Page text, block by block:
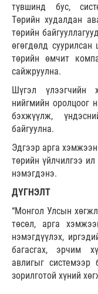
түвшинд бус,
Төрийн худалдан
төрийн
өгөгдөлд
төрийн өмчит
сайжруулна.
Шүгэл үлээгчийн
нийгмийн оролцоог
бэхжүүлж,
байгуулна.
Эдгээр арга
төрийн үйлчилгээ
нэмэгдэнэ.
ДҮГНЭЛТ
“Монгол Улсын
төсөл, арга
нэмэгдүүлэх,
багасгах, эрчим
авлигыг системээр
зорилготой хүний